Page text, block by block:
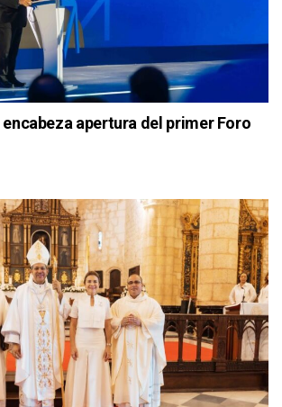
apertura del primer Foro